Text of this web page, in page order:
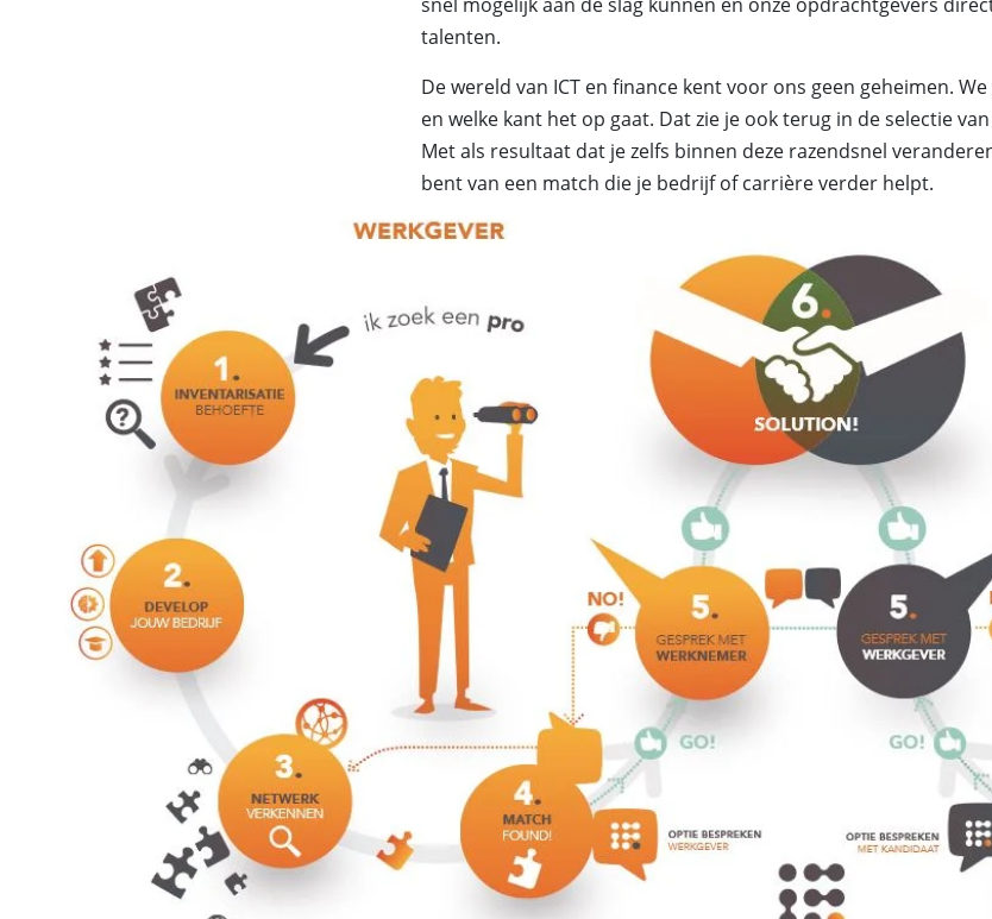
talenten.
De wereld van ICT en finance kent voor ons geen geheimen.
en welke kant het op gaat. Dat zie je ook terug in de selectie
Met als resultaat dat je zelfs binnen deze razendsnel
bent van een match die je bedrijf of carrière verder helpt.